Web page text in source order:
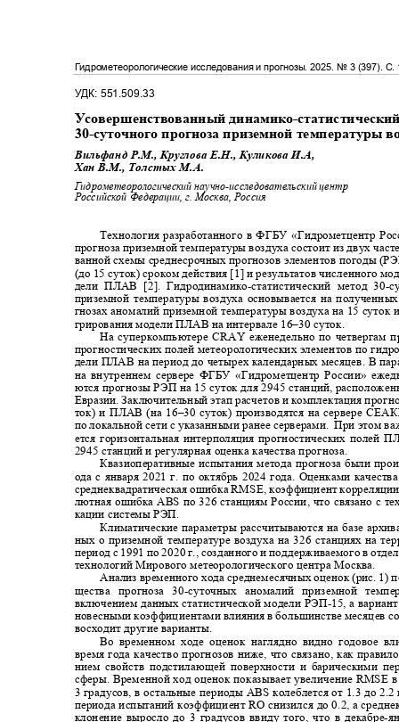
Гидрометеорологические исследования и прогнозы. 2025. № 3 (397). С.
УДК:551.509.33
Усовершенствованный динамико-
30-суточного прогноза приземной температуры
Вильфанд Р.М., Круглова Е.Н., Куликова И.А,
Хан В.М., Толстых М.А.
Гидрометеорологический научно-исследовательский центр
Российской Федерации, г. Москва, Россия
Технология разработанного в ФГБУ «Гидрометцентр
прогноза приземной температуры воздуха состоит из двух
ванной схемы среднесрочных прогнозов элементов погоды
(до 15 суток) сроком действия [1] и результатов численного
дели ПЛАВ [2]. Гидродинамико-статистический метод 30-
приземной температуры воздуха основывается на
гнозах аномалий приземной температуры воздуха на 15 суток
грирования модели ПЛАВ на интервале 16‒30 суток.
На суперкомпьютере СRAYеженедельно по четвергам
прогностических полей метеорологических элементов по
дели ПЛАВ на период до четырех календарных месяцев. В
на внутреннем сервере ФГБУ «Гидрометцентр России»
ются прогнозы РЭП на 15 суток для 2945 станций,
Евразии. Заключительный этап расчетов и комплектация
ток) и ПЛАВ (на 16‒30 суток) производятся на сервере
по локальной сети с указанными ранее серверами. При этом
ется горизонтальная интерполяция прогностических
2945 станций и регулярная оценка качества прогноза.
Квазиоперативные испытания метода прогноза были
ода с января2021г. по октябрь 2024 года Оценками
среднеквадратическая ошибкаRMSE, коэффициент
лютная ошибка ABS по 326 станциям России, что связано с
кации системы РЭП.
Климатические параметры рассчитываются на базе
ных о приземной температуре воздуха на 326 станциях на
период с 1991 по 2020 г., созданного и поддерживаемого в
технологий Мирового метеорологического центра Москва.
Анализ временного хода среднемесячных оценок (рис. 1)
щества прогноза 30-суточных аномалий приземной
включением данных статистической модели РЭП-15, а
новесными коэффициентами влияния в большинстве месяцев
восходит другие варианты.
Во временном ходе оценок наглядно видно годовое
время года качество прогнозов ниже, что связано, как
нием свойств подстилающей поверхности и барическими
сферы. Временной ход оценок показывает увеличение RMSE
3 градусов, в остальные периоды ABSколеблется от 1.3 до
периода испытаний коэффициент RО снизился до 0.2, а
клонение выросло до 3 градусов ввиду того, что в декабре-